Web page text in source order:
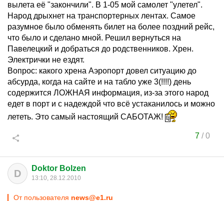
вылета её "закончили". В 1-05 мой самолет "улетел".
Народ дрыхнет на транспортерных лентах. Самое
разумное было обменять билет на более поздний рейс,
что было и сделано мной. Решил вернуться на
Павелецкий и добраться до родственников. Хрен.
Электрички не ездят.
Вопрос: какого хрена Аэропорт довел ситуацию до
абсурда, когда на сайте и на табло уже 3(!!!!) день
содержится ЛОЖНАЯ информация, из-за этого народ
едет в порт и с надеждой что всё устаканилось и можно
лететь. Это самый настоящий САБОТАЖ!
7/0
D Doktor Bolzen
13:10, 28.12.2010
От пользователя news@e1.ru